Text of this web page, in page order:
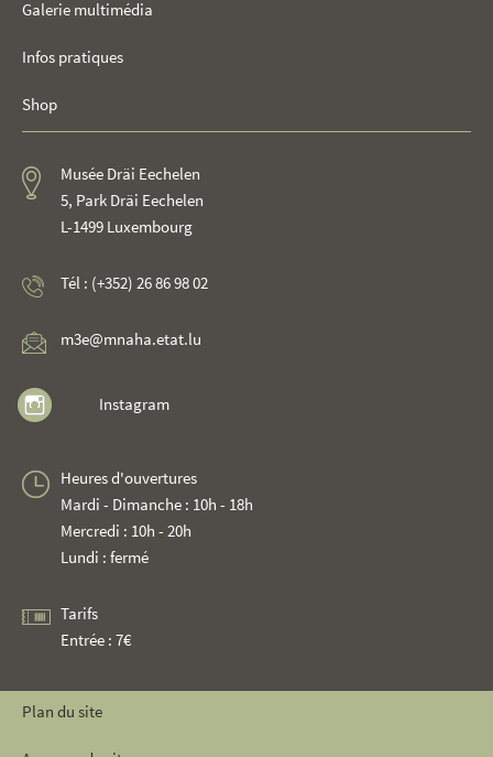
Galerie multimédia
Infos pratiques
Shop
Musée Dräi Eechelen
5, Park Dräi Eechelen
L-1499 Luxembourg
Tél : (+352) 26 86 98 02
m3e@mnaha.etat.lu
Instagram
Heures d'ouvertures
Mardi - Dimanche : 10h - 18h
Mercredi : 10h - 20h
Lundi : fermé
Tarifs
Entrée : 7€
Plan du site